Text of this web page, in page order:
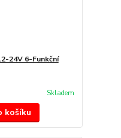
24V 6-Funkční
Skladem
košíku